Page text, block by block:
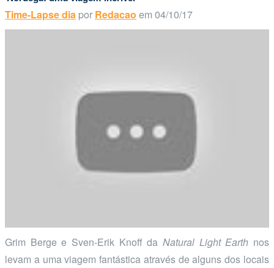
Time-Lapse dia por Redacao em 04/10/17
Grim Berge e Sven-Erik Knoff da Natural Light Earth nos
levam a uma viagem fantástica através de alguns dos locais